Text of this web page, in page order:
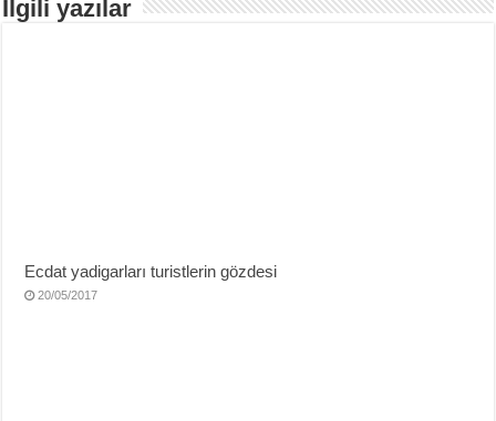
İlgili yazılar
Ecdat yadigarları turistlerin gözdesi
20/05/2017